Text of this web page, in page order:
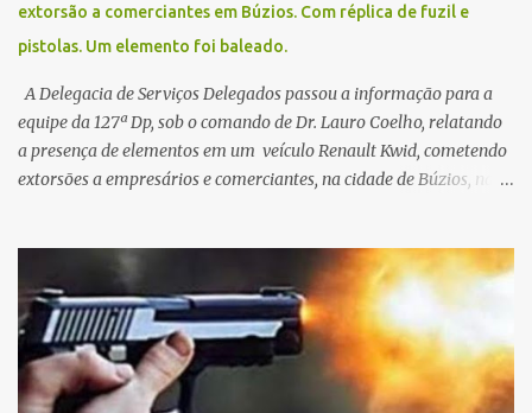
extorsão a comerciantes em Búzios. Com réplica de fuzil e
pistolas. Um elemento foi baleado.
A Delegacia de Serviços Delegados passou a informação para a
equipe da 127ª Dp, sob o comando de Dr. Lauro Coelho, relatando
a presença de elementos em um veículo Renault Kwid, cometendo
extorsões a empresários e comerciantes, na cidade de Búzios, na
fugir da cidade Buziana. Um dos detidos é policial civil e este foi
baleado na perna na troca de tiros . Na ocorrência, três armas,
pistolas e uma réplica de fuzil, foram apreendidas. O homem
baleado foi identificado como Claudio Bastos, conhecido no meio
político.